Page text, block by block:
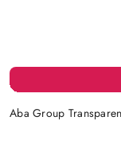
Aba Group